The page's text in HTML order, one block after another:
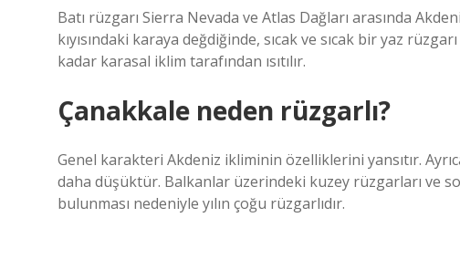
Batı rüzgarı Sierra Nevada ve Atlas Dağları arasında
kıyısındaki karaya değdiğinde, sıcak ve sıcak bir yaz
kadar karasal iklim tarafından ısıtılır.
Çanakkale neden rüzgarlı?
Genel karakteri Akdeniz ikliminin özelliklerini yansıtır.
daha düşüktür. Balkanlar üzerindeki kuzey rüzgarları ve
bulunması nedeniyle yılın çoğu rüzgarlıdır.